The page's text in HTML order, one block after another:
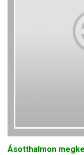
Ásotthalmon